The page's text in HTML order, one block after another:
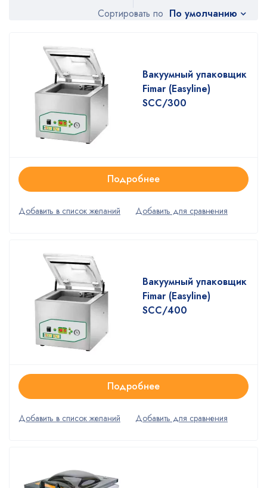
Сортировать по По умолчанию
Вакуумный упаковщик
Fimar (Easyline)
SCC/300
Подробнее
Вакуумный упаковщик
Fimar (Easyline)
SCC/400
Подробнее